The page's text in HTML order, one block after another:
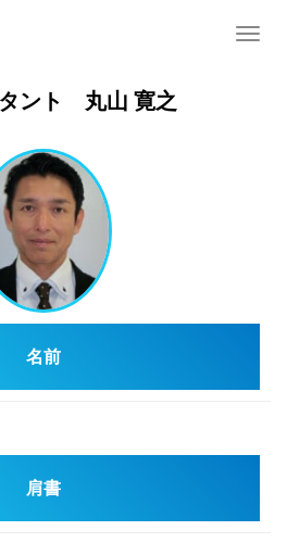
T
i
ント 丸山 寛之
名前
肩書